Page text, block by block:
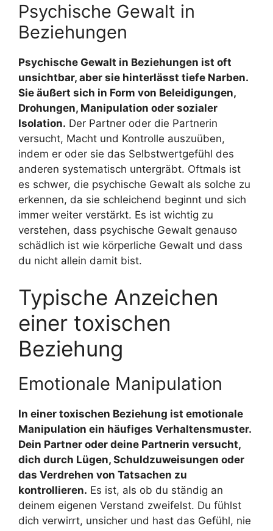
Psychische Gewalt in
Beziehungen
Psychische Gewalt in Beziehungen ist oft
unsichtbar, aber sie hinterlässt tiefe Narben.
Sie äußert sich in Form von Beleidigungen,
Drohungen, Manipulation oder sozialer
Isolation. Der Partner oder die Partnerin
versucht, Macht und Kontrolle auszuüben,
indem er oder sie das Selbstwertgefühl des
anderen systematisch untergräbt. Oftmals ist
es schwer, die psychische Gewalt als solche zu
erkennen, da sie schleichend beginnt und sich
immer weiter verstärkt. Es ist wichtig zu
verstehen, dass psychische Gewalt genauso
schädlich ist wie körperliche Gewalt und dass
du nicht allein damit bist.
Typische Anzeichen
einer toxischen
Beziehung
Emotionale Manipulation
In einer toxischen Beziehung ist emotionale
Manipulation ein häufiges Verhaltensmuster.
Dein Partner oder deine Partnerin versucht,
dich durch Lügen, Schuldzuweisungen oder
das Verdrehen von Tatsachen zu
kontrollieren. Es ist, als ob du ständig an
deinem eigenen Verstand zweifelst. Du fühlst
dich verwirrt, unsicher und hast das Gefühl, nie